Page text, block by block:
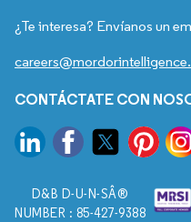
¿Te interesa? Envíanos un
CONTÁCTATE CON
D&B D-U-N-SÂ®
NUMBER : 85-427-9388